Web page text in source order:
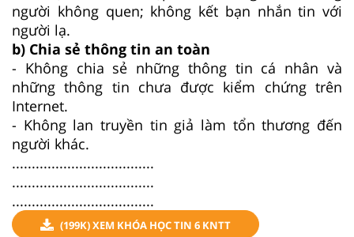
người không quen; không kết bạn nhắn tin với
người lạ.
b) Chia sẻ thông tin an toàn
- Không chia sẻ những thông tin cá nhân và
những thông tin chưa được kiểm chứng trên
Internet.
- Không lan truyền tin giả làm tổn thương đến
người khác.
....................................
....................................
....................................
(199K) XEM KHÓA HỌC TIN 6 KNTT